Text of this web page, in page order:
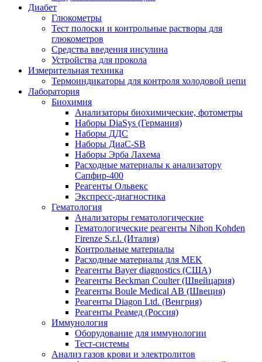
Диабет
Глюкометры
Тест полоски и контрольные растворы для
глюкометров
Средства введения инсулина
Устройства для прокола
Измерительная техника
Термоиндикаторы для контроля холодовой цепи
Лаборатория
Биохимия
Анализаторы биохимические, фотометры
Наборы DiaSys (Германия)
Наборы ДДС
Наборы ДиаС-SB
Наборы Эрба Лахема
Расходные материалы к анализатору
Сапфир-400
Реагенты Ольвекс
Экспресс-диагностика
Гематология
Анализаторы гематологические
Гематологические реагенты Nihon Kohden
Firenze S.r.l. (Италия)
Контрольные материалы
Расходные материалы для MEK
Реагенты Bayer diagnostics (США)
Реагенты Beckman Coulter (Швейцария)
Реагенты Boule Medical AB (Швеция)
Реагенты Diagon Ltd. (Венгрия)
Реагенты Реамед (Россия)
Иммунология
Оборудование для иммунологии
Тест-системы
Анализ газов крови и электролитов